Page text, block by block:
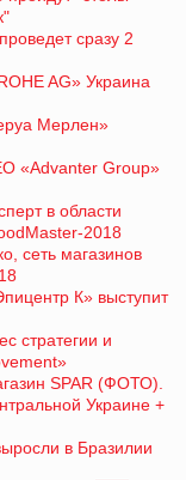
сразу 2
AG» Украина
Мерлен»
«Advanter Group»
в области
2018
сеть магазинов
К» выступит
стратегии и
SPAR (ФОТО).
Украине +
в Бразилии